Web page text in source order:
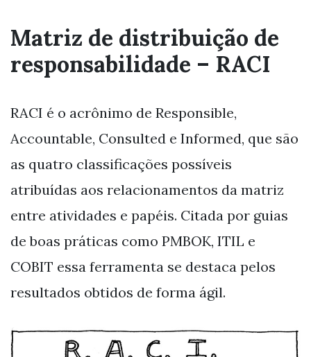
Matriz de distribuição de
responsabilidade – RACI
RACI é o acrônimo de Responsible,
Accountable, Consulted e Informed, que são
as quatro classificações possíveis
atribuídas aos relacionamentos da matriz
entre atividades e papéis. Citada por guias
de boas práticas como PMBOK, ITIL e
COBIT essa ferramenta se destaca pelos
resultados obtidos de forma ágil.